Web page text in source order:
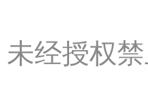
未经授权